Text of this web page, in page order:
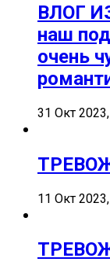
ВЛОГ
наш
очень
31 Окт
11 Окт